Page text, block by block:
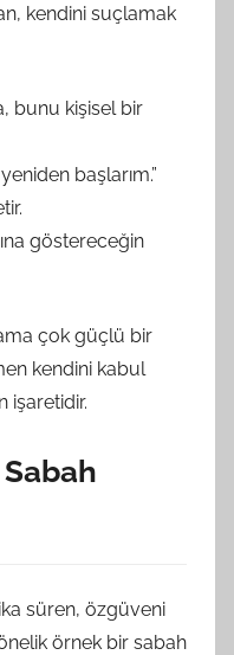
kendini suçlamak
bunu kişisel bir
başlarım.”
göstereceğin
çok güçlü bir
kendini kabul
işaretidir.
süren, özgüveni
örnek bir sabah